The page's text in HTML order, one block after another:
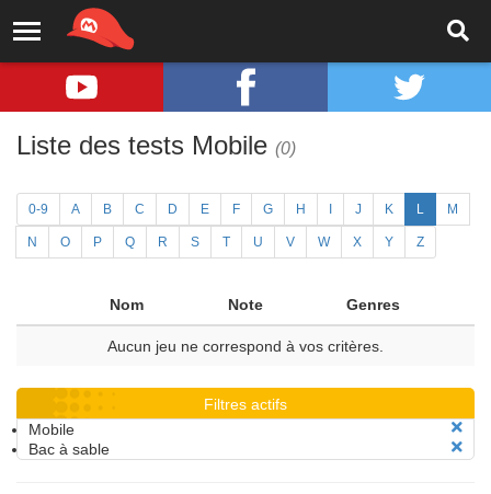
Liste des tests Mobile (0)
0-9 A B C D E F G H J K L M
N O P Q R S T U V W X Y Z
Nom Note Genres
Aucun jeu ne correspond à vos critères.
Filtres actifs
Mobile
Bac à sable